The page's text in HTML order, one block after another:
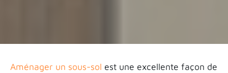
Aménager un sous-sol est une excellente façon de